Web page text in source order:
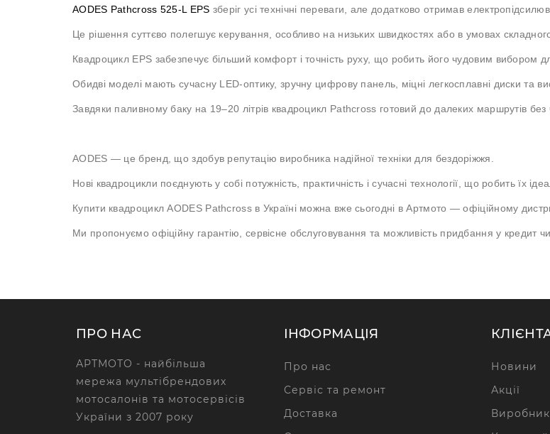
AODES Pathcross 525-L EPS зберіг усі технічні переваги, але додатково отримав
Це рішення суттєво полегшує керування, особливо на низьких швидкостях або в умовах
Квадроцикл EPS забезпечує більший комфорт і точність руху, що робить його чудовим вибором
Обидві моделі мають сучасну LED-оптику, зручну цифрову панель, міцні легкосплавні диски та
Завдяки паливному баку на 19–20 літрів квадроцикл Pathcross готовий до далеких маршрутів без
AODES — це бренд, що здобув репутацію виробника надійної техніки для бездоріжжя.
Нові квадроцикли поєднують у собі потужність, практичність і сучасні технології, що робить їх
Купити квадроцикл AODES Pathcross в Україні можна вже сьогодні в Артмото — офіційному
Ми пропонуємо офіційну гарантію, сервісне обслуговування та можливість придбання у кредит чи
ПРО НАС
АРТМОТО - найбільша
мережа мультібрендових
мотосалонів та мотосервісів
України з 2007 року
ІНФОРМАЦІЯ
Про нас
Сервіс та ремонт
Доставка
Новини
Акції